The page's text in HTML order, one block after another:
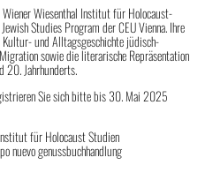
Wiesenthal Institut für Holocaust-
Studies Program der CEU Vienna. Ihre
Kultur- und Alltagsgeschichte jüdisch-
sowie die literarische Repräsentation
20. Jahrhunderts­.
Sie sich bitte bis 30. Mai 2025
für Holocaust Studien
nuevo genussbuchhandlung